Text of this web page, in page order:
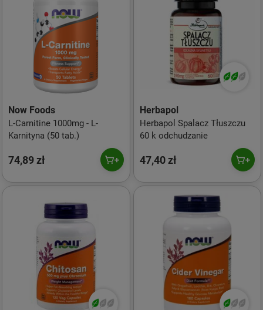
Now Foods
L-Carnitine 1000mg - L-
Karnityna (50 tab.)
74,89 zł
Herbapol
Herbapol Spalacz Tłuszczu
60 k odchudzanie
47,40 zł